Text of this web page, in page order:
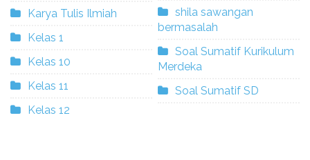
Karya Tulis Ilmiah
Kelas 1
Kelas 10
Kelas 11
Kelas 12
shila sawangan
bermasalah
Soal Sumatif Kurikulum
Merdeka
Soal Sumatif SD